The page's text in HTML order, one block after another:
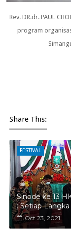
Rev. DR.dr. PAUL
program
Share This:
FESTIVAL
Sinode ke 13
: Setiap
Oct 23, 2021